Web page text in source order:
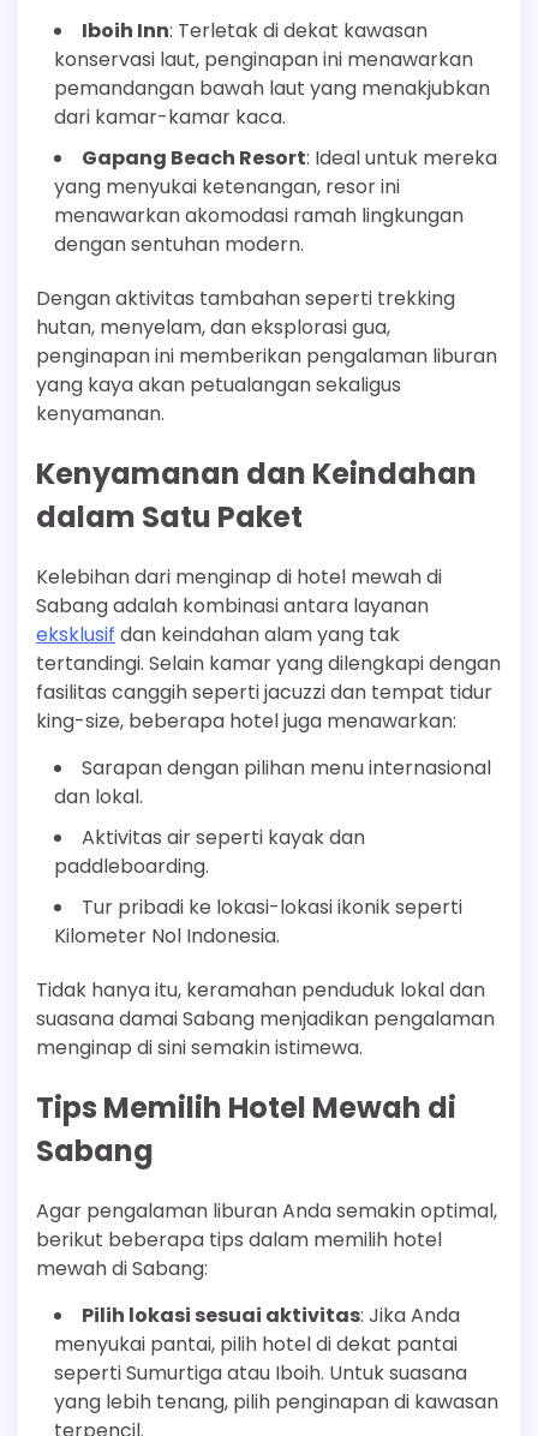
Iboih Inn: Terletak di dekat kawasan
konservasi laut, penginapan ini menawarkan
pemandangan bawah laut yang menakjubkan
dari kamar-kamar kaca.
Gapang Beach Resort: Ideal untuk mereka
yang menyukai ketenangan, resor ini
menawarkan akomodasi ramah lingkungan
dengan sentuhan modern.
Dengan aktivitas tambahan seperti trekking
hutan, menyelam, dan eksplorasi gua,
penginapan ini memberikan pengalaman liburan
yang kaya akan petualangan sekaligus
kenyamanan.
Kenyamanan dan Keindahan
dalam Satu Paket
Kelebihan dari menginap di hotel mewah di
Sabang adalah kombinasi antara layanan
eksklusif dan keindahan alam yang tak
tertandingi. Selain kamar yang dilengkapi dengan
fasilitas canggih seperti jacuzzi dan tempat tidur
king-size, beberapa hotel juga menawarkan:
Sarapan dengan pilihan menu internasional
dan lokal.
Aktivitas air seperti kayak dan
paddleboarding.
Tur pribadi ke lokasi-lokasi ikonik seperti
Kilometer Nol Indonesia.
Tidak hanya itu, keramahan penduduk lokal dan
suasana damai Sabang menjadikan pengalaman
menginap di sini semakin istimewa.
Tips Memilih Hotel Mewah di
Sabang
Agar pengalaman liburan Anda semakin optimal,
berikut beberapa tips dalam memilih hotel
mewah di Sabang:
Pilih lokasi sesuai aktivitas: Jika Anda
menyukai pantai, pilih hotel di dekat pantai
seperti Sumurtiga atau Iboih. Untuk suasana
yang lebih tenang, pilih penginapan di kawasan
terpencil.